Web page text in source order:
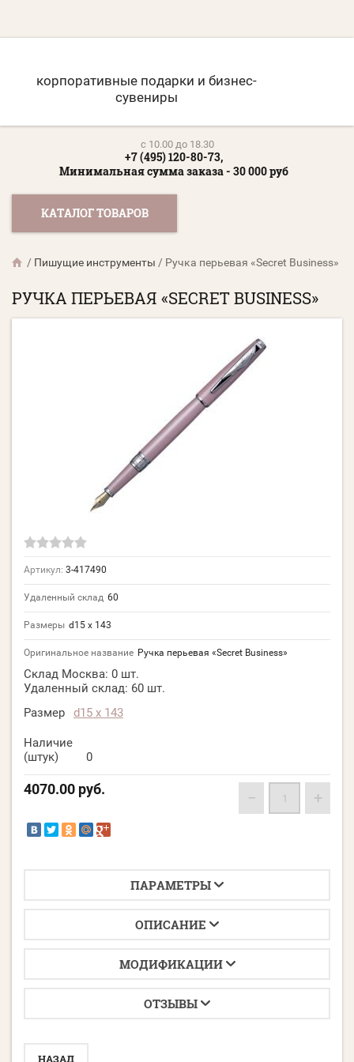
корпоративные подарки и бизнес-
сувениры
c 10.00 до 18.30
+7 (495) 120-80-73,
Минимальная сумма заказа - 30 000 руб
КАТАЛОГ ТОВАРОВ
/ Пишущие инструменты / Ручка перьевая «Secret Business»
РУЧКА ПЕРЬЕВАЯ «SECRET BUSINESS»
Артикул: 3-417490
Удаленный склад 60
Размеры d15 х 143
Оригинальное название Ручка перьевая «Secret Business»
Склад Москва: 0 шт.
Удаленный склад: 60 шт.
Размер
d15 х 143
Наличие
(штук)
0
4070.00 руб. − +
ПАРАМЕТРЫ
ОПИСАНИЕ
МОДИФИКАЦИИ
ОТЗЫВЫ